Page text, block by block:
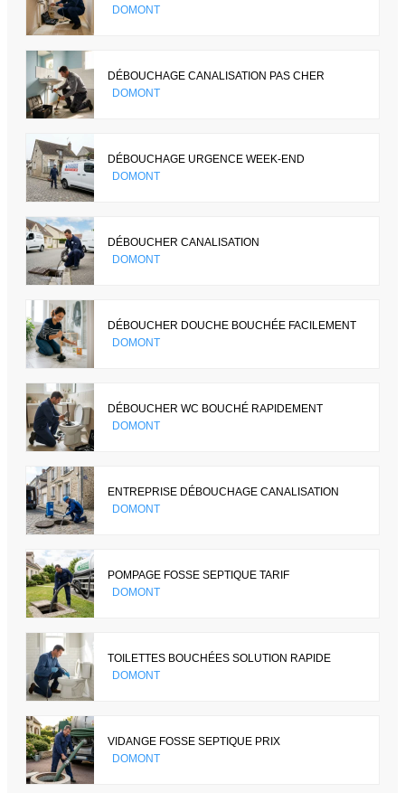
DOMONT
DÉBOUCHAGE CANALISATION PAS CHER
DOMONT
DÉBOUCHAGE URGENCE WEEK-END
DOMONT
DÉBOUCHER CANALISATION
DOMONT
DÉBOUCHER DOUCHE BOUCHÉE FACILEMENT
DOMONT
DÉBOUCHER WC BOUCHÉ RAPIDEMENT
DOMONT
ENTREPRISE DÉBOUCHAGE CANALISATION
DOMONT
POMPAGE FOSSE SEPTIQUE TARIF
DOMONT
TOILETTES BOUCHÉES SOLUTION RAPIDE
DOMONT
VIDANGE FOSSE SEPTIQUE PRIX
DOMONT